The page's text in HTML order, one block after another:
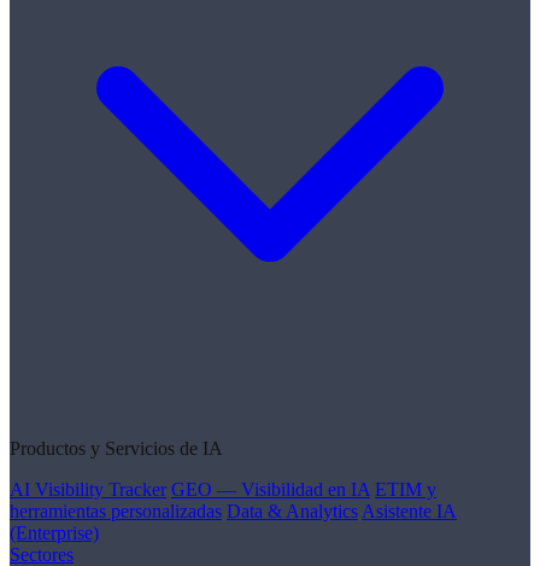
Productos y Servicios de IA
AI Visibility Tracker GEO — Visibilidad en IA ETIM y
herramientas personalizadas Data & Analytics Asistente IA
(Enterprise)
Sectores